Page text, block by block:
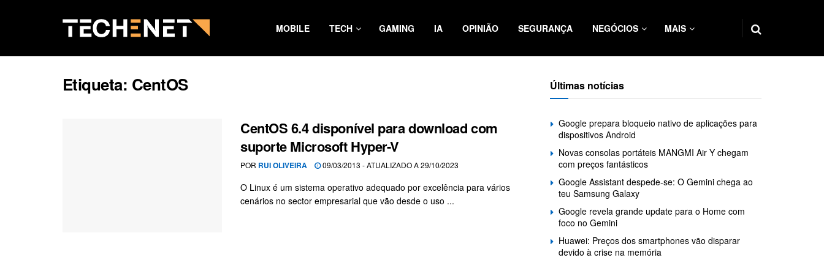
MOBILE TECH GAMING IA OPINIÃO SEGURANÇA NEGÓCIOS MAIS
Etiqueta: CentOS
CentOS 6.4 disponível para download com
suporte Microsoft Hyper-V
POR RUI OLIVEIRA 09/03/2013 - ATUALIZADO A 29/10/2023
O Linux é um sistema operativo adequado por excelência para vários
cenários no sector empresarial que vão desde o uso ...
Últimas notícias
Google prepara bloqueio nativo de aplicações para
dispositivos Android
Novas consolas portáteis MANGMI Air Y chegam
com preços fantásticos
Google Assistant despede-se: O Gemini chega ao
teu Samsung Galaxy
Google revela grande update para o Home com
foco no Gemini
Huawei: Preços dos smartphones vão disparar
devido à crise na memória